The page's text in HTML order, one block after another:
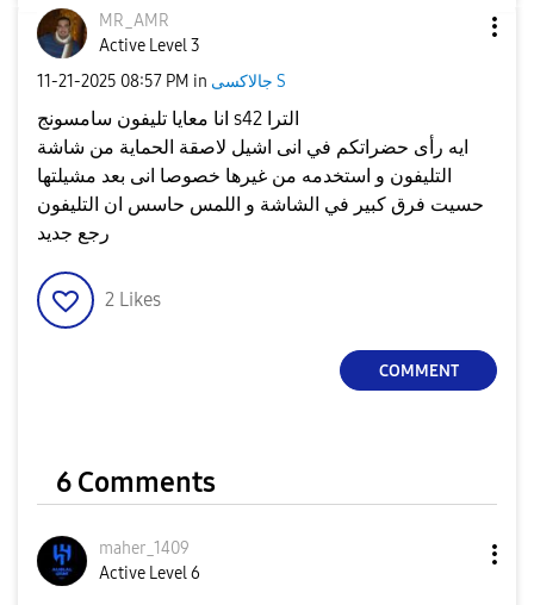
MR_AMR
Active Level 3
‎11-21-2025 08:57 PM in جالاكسى S
ايه رأى حضراتكم في انى اشيل لاصقة الحماية من شاشة
التليفون و استخدمه من غيرها خصوصا انى بعد مشيلتها
حسيت فرق كبير في الشاشة و اللمس حاسس ان التليفون
2 Likes
COMMENT
6 Comments
maher_1409
Active Level 6